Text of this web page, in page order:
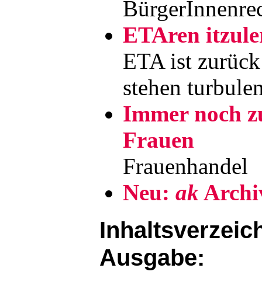
ETAren
ETA ist
stehen
Immer noch
Frauen
Frauenhandel
Neu: ak
Ausgabe: